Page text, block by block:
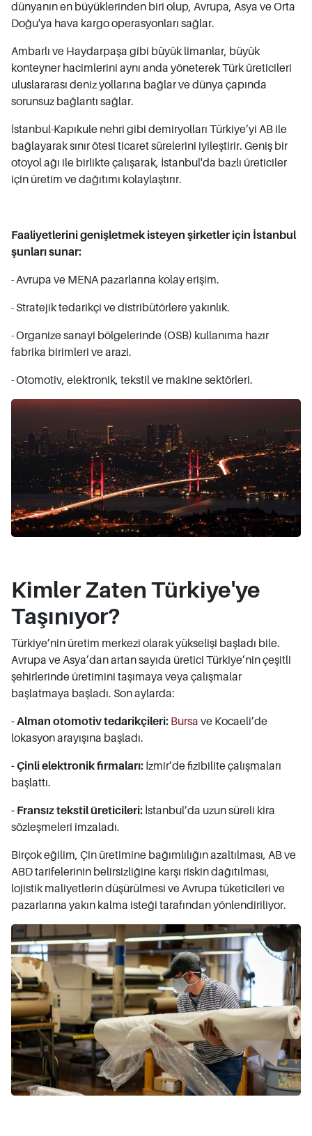
dünyanın en büyüklerinden biri olup, Avrupa, Asya ve Orta
Doğu'ya hava kargo operasyonları sağlar.
Ambarlı ve Haydarpaşa gibi büyük limanlar, büyük
konteyner hacimlerini aynı anda yöneterek Türk üreticileri
uluslararası deniz yollarına bağlar ve dünya çapında
sorunsuz bağlantı sağlar.
İstanbul-Kapıkule nehri gibi demiryolları Türkiye’yi AB ile
bağlayarak sınır ötesi ticaret sürelerini iyileştirir. Geniş bir
otoyol ağı ile birlikte çalışarak, İstanbul'da bazlı üreticiler
için üretim ve dağıtımı kolaylaştırır.
Faaliyetlerini genişletmek isteyen şirketler için İstanbul
şunları sunar:
- Avrupa ve MENA pazarlarına kolay erişim.
- Stratejik tedarikçi ve distribütörlere yakınlık.
- Organize sanayi bölgelerinde (OSB) kullanıma hazır
fabrika birimleri ve arazi.
- Otomotiv, elektronik, tekstil ve makine sektörleri.
Kimler Zaten Türkiye'ye
Taşınıyor?
Türkiye’nin üretim merkezi olarak yükselişi başladı bile.
Avrupa ve Asya’dan artan sayıda üretici Türkiye’nin çeşitli
şehirlerinde üretimini taşımaya veya çalışmalar
başlatmaya başladı. Son aylarda:
- Alman otomotiv tedarikçileri: Bursa ve Kocaeli’de
lokasyon arayışına başladı.
- Çinli elektronik firmaları: İzmir’de fizibilite çalışmaları
başlattı.
- Fransız tekstil üreticileri: İstanbul’da uzun süreli kira
sözleşmeleri imzaladı.
Birçok eğilim, Çin üretimine bağımlılığın azaltılması, AB ve
ABD tarifelerinin belirsizliğine karşı riskin dağıtılması,
lojistik maliyetlerin düşürülmesi ve Avrupa tüketicileri ve
pazarlarına yakın kalma isteği tarafından yönlendiriliyor.